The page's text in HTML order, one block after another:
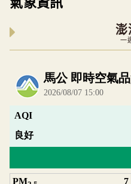
澎
一
內嵌空氣品質小工具